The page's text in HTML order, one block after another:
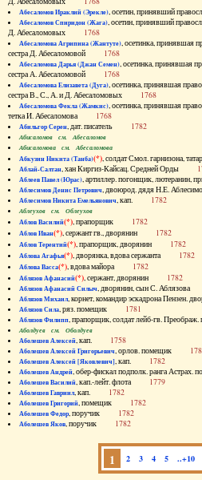
Абесаломов Ираклий (Эрекле), осетин, принявший
Абесаломов Спиридон (Жага), осетин, принявший
Д. Абесаломовых 1768
Абесаломова Агрипина (Жантуте), осетинка, принявшая
сестра Д. Абесаломовой 1768
Абесаломова Дарья (Джан Семен), осетинка, принявшая
сестра А. Абесаломовой 1768
Абесаломова Елизавета (Дуга), осетинка, принявшая
сестра В., С., А. и Д. Абесаломовых 1768
Абесаломова Фекла (Жамкис), осетинка, принявшая
тетка И. Абесаломова 1768
Абильгор Серен, дат. писатель 1782
Абисаломов см. Абесаломов
Абисаломова см. Абесаломова
Абкузин Никита (Танба)(*), солдат Смол. гарнизона,
Аблай-Салтан, хан Киргиз-Кайсац. Средней Орды
Аблеев Павел (Юрас), артиллер. погонщик,
Аблесимов Денис Петрович, двоюрод. дядя Н.Е.
Аблесимов Никита Емельянович, кап. 1782
Аблеухов см. Облеухов
Аблов Василий(*), прапорщик 1782
Аблов Иван(*), сержант гв., дворянин 1782
Аблов Терентий(*), прапорщик, дворянин 1782
Аблова Агафья(*), дворянка, вдова сержанта 1782
Аблова Васса(*), вдова майора 1782
Аблязов Афанасий(*), сержант, дворянин 1782
Аблязов Афанасий Силыч, дворянин, сын С.
Аблязов Михаил, корнет, командир эскадрона Пензен.
Аблязов Сила, ряз. помещик 1781
Аблязов Филипп, прапорщик, солдат лейб-гв.
Аболдуев см. Оболдуев
Аболешев Алексей, кап. 1758
Аболешев Алексей Григорьевич, орлов. помещик
Аболешев Алексей [Яковлевич], кап. 1782
Аболешев Андрей, обер-фискал подполк. ранга
Аболешев Василий, кап.-лейт. флота 1779
Аболешев Гавриил, кап. 1782
Аболешев Григорий, помещик 1782
Аболешев Федор, поручик 1782
Аболешев Яков, поручик 1782
1 2 3 4 5 ..+10